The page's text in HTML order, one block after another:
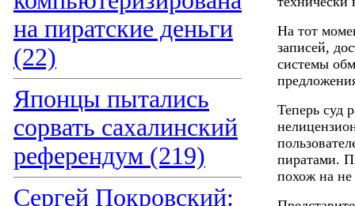
на пиратские деньги
(22)
Японцы пытались
сорвать сахалинский
референдум (219)
Сергей Покровский:
На тот
записей,
системы
Теперь суд
пиратами.
похож на не